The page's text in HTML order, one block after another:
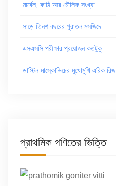
মার্বেল, কাঠি আর মৌলিক সংখ্যা
সাড়ে তিনশ বছরের পুরাতন মসজিদে
এসএসসি পরীক্ষার প্রয়োজন কতটুকু
ডাস্টিন মাস্কোভিচের মুখোমুখি এরিক রিজ
প্রাথমিক গণিতের ভিত্তি